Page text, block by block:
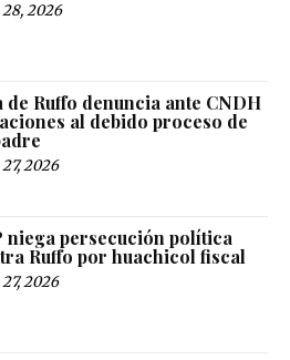
2026
de Ruffo denuncia ante CNDH
al debido proceso de
2026
niega persecución política
Ruffo por huachicol fiscal
2026